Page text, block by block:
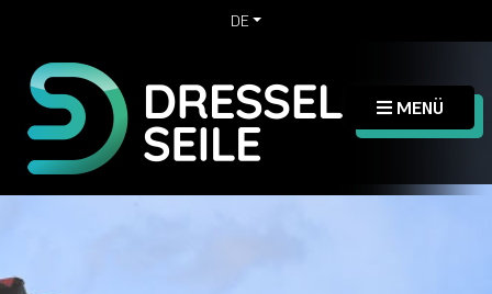
DE
MENÜ